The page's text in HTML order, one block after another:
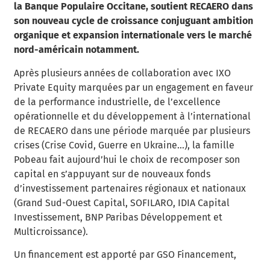
la Banque Populaire Occitane, soutient RECAERO dans
son nouveau cycle de croissance conjuguant ambition
organique et expansion internationale vers le marché
nord-américain notamment.
Après plusieurs années de collaboration avec IXO
Private Equity marquées par un engagement en faveur
de la performance industrielle, de l’excellence
opérationnelle et du développement à l’international
de RECAERO dans une période marquée par plusieurs
crises (Crise Covid, Guerre en Ukraine…), la famille
Pobeau fait aujourd’hui le choix de recomposer son
capital en s’appuyant sur de nouveaux fonds
d’investissement partenaires régionaux et nationaux
(Grand Sud-Ouest Capital, SOFILARO, IDIA Capital
Investissement, BNP Paribas Développement et
Multicroissance).
Un financement est apporté par GSO Financement,